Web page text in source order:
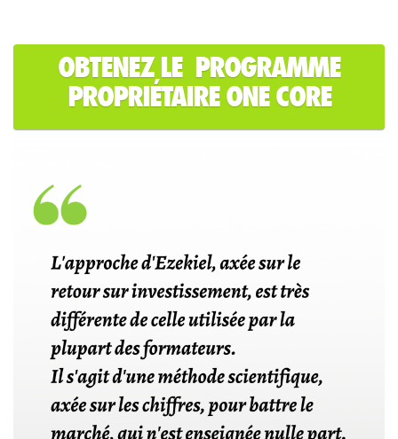
OBTENEZ LE PROGRAMME
PROPRIÉTAIRE ONE CORE